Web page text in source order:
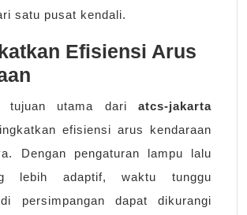
satu pusat kendali.
Efisiensi Arus
tujuan utama dari atcs-jakarta
efisiensi arus kendaraan
Dengan pengaturan lampu lalu
lebih adaptif, waktu tunggu
persimpangan dapat dikurangi